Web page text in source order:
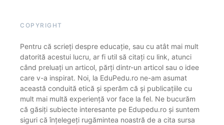
COPYRIGHT
Pentru că scrieți despre educație, sau cu atât mai mult
datorită acestui lucru, ar fi util să citați cu link, atunci
când preluați un articol, părți dintr-un articol sau o idee
care v-a inspirat. Noi, la EduPedu.ro ne-am asumat
această conduită etică și sperăm că și publicațiile cu
mult mai multă experiență vor face la fel. Ne bucurăm
că găsiți subiecte interesante pe Edupedu.ro și suntem
siguri că înțelegeți rugămintea noastră de a cita sursa